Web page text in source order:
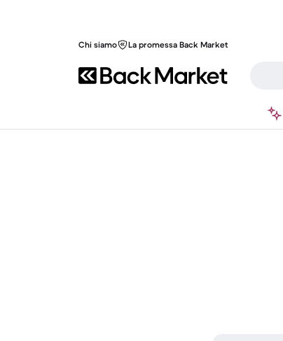
Chi siamo La promessa Back Market